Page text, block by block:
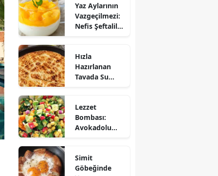
Nasıl Yapılır?
Yaz Aylarının
Vazgeçilmezi:
Nefis Şeftalili
Hızla
Hazırlanan
Tavada Su
Sofralarınıza
Lezzet Katın!
Lezzet
Bombası:
Avokadolu
Simit
Göbeğinde